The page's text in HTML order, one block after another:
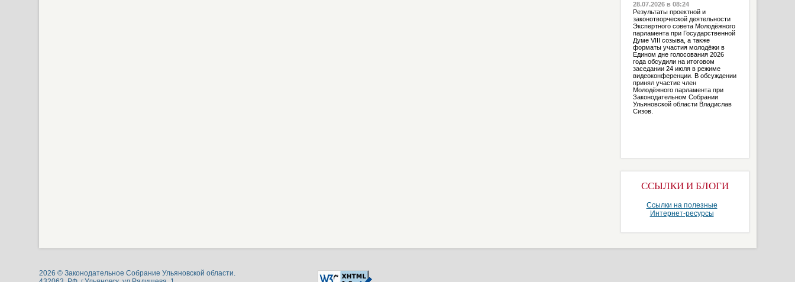
28.07.2026 в 08:24
Результаты проектной и
законотворческой деятельности
Экспертного совета Молодёжного
парламента при Государственной
Думе VIII созыва, а также
форматы участия молодёжи в
Едином дне голосования 2026
года обсудили на итоговом
заседании 24 июля в режиме
видеоконференции. В обсуждении
принял участие член
Молодёжного парламента при
Законодательном Собрании
Ульяновской области Владислав
Сизов.
ССЫЛКИ И БЛОГИ
Ссылки на полезные
Интернет-ресурсы
2026 © Законодательное Собрание Ульяновской области.